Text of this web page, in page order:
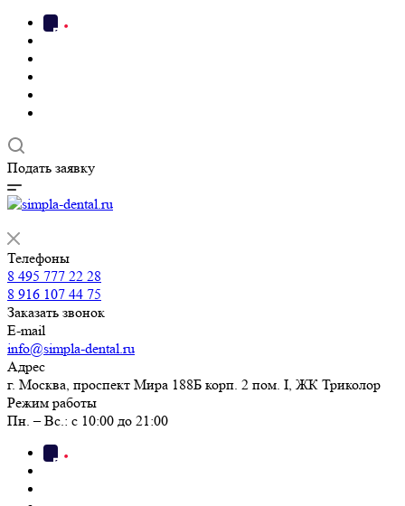
Подать заявку
Телефоны
8 495 777 22 28
8 916 107 44 75
Заказать звонок
E-mail
info@simpla-dental.ru
Адрес
г. Москва, проспект Мира 188Б корп. 2 пом. I, ЖК Триколор
Режим работы
Пн. – Вс.: с 10:00 до 21:00